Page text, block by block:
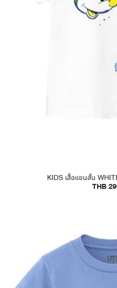
KIDS เสื้อแขนสั้น
THB